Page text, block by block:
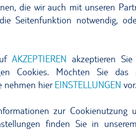
die wir auch mit unseren
Seitenfunktion notwendig,
AKZEPTIEREN akzeptieren
Cookies. Möchten Sie
nehmen hierEINSTELLUNGEN vor.
zur Cookienutzung
finden Sie in
kostenlos stornieren bis